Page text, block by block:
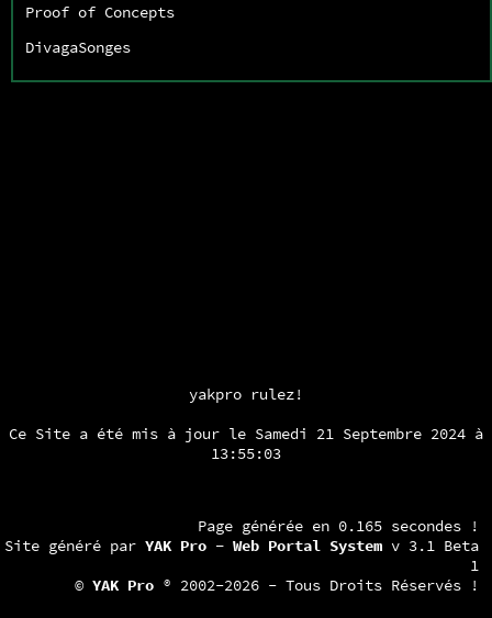
Proof of Concepts
DivagaSonges
yakpro rulez!
Ce Site a été mis à jour le Samedi 21 Septembre 2024 à
13:55:03
Page générée en 0.165 secondes !
Site généré par YAK Pro - Web Portal System v 3.1 Beta
1
© YAK Pro ® 2002-2026 - Tous Droits Réservés !